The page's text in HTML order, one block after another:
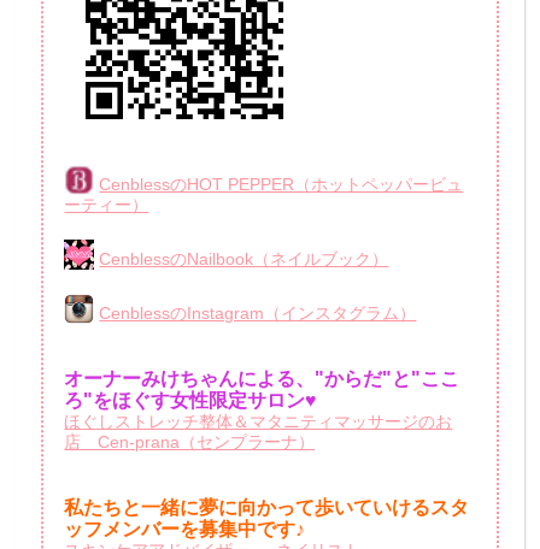
CenblessのHOT PEPPER（ホットペッパービュ
ーティー）
CenblessのNailbook（ネイルブック）
CenblessのInstagram（インスタグラム）
オーナーみけちゃんによる、"からだ"と"ここ
ろ"をほぐす女性限定サロン♥
ほぐしストレッチ整体＆マタニティマッサージのお
店 Cen-prana（センプラーナ）
私たちと一緒に夢に向かって歩いていけるスタ
ッフメンバーを募集中です♪